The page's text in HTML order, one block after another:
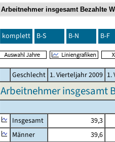
komplett B-S B-N B-F
Geschlecht 1. Vierteljahr 2009 1.
Arbeitnehmer insgesamt
Insgesamt
39,3
Männer
39,6